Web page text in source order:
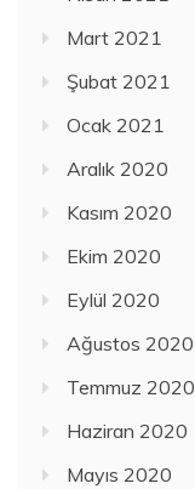
Mart 2021
Şubat 2021
Ocak 2021
Aralık 2020
Kasım 2020
Ekim 2020
Eylül 2020
Ağustos 2020
Temmuz 2020
Haziran 2020
Mayıs 2020